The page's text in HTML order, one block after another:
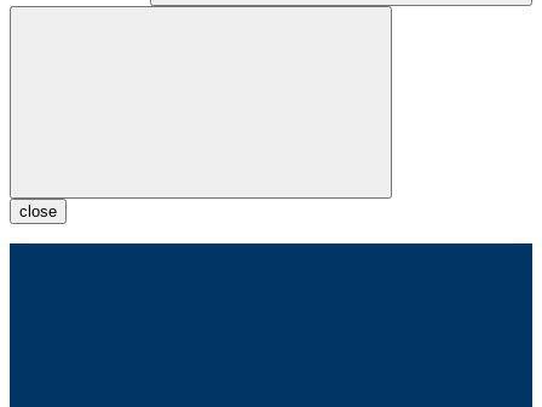
close